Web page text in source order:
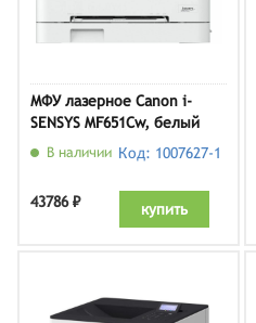
МФУ лазерное Canon i-
SENSYS MF651Cw, белый
В наличии Код: 1007627-1
43786 ₽ купить